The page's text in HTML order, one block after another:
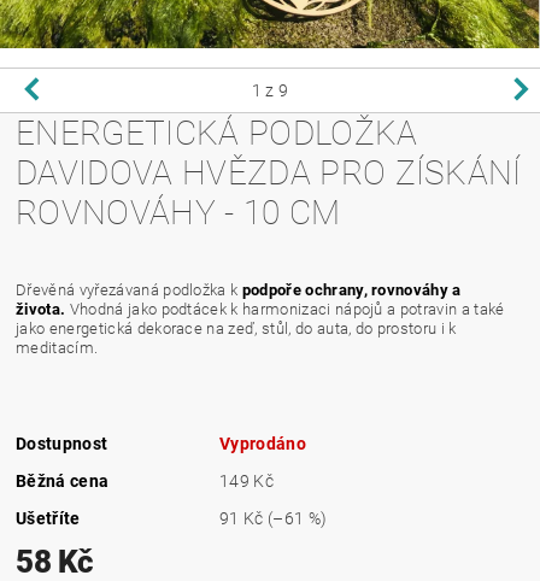
1 z 9
ENERGETICKÁ PODLOŽKA
DAVIDOVA HVĚZDA PRO ZÍSKÁNÍ
ROVNOVÁHY - 10 CM
Dřevěná vyřezávaná podložka k podpoře ochrany, rovnováhy a
života. Vhodná jako podtácek k harmonizaci nápojů a potravin a také
jako energetická dekorace na zeď, stůl, do auta, do prostoru i k
meditacím.
Dostupnost
Vyprodáno
Běžná cena
149 Kč
Ušetříte
91 Kč (–61 %)
58 Kč